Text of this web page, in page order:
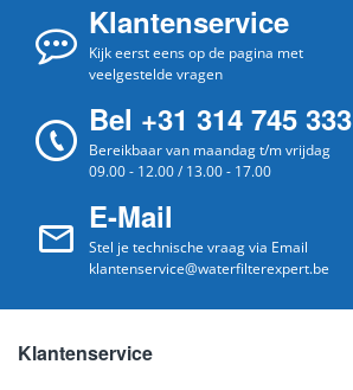
Klantenservice
Kijk eerst eens op de pagina met
veelgestelde vragen
Bel +31 314 745 333
Bereikbaar van maandag t/m vrijdag
09.00 - 12.00 / 13.00 - 17.00
E-Mail
Stel je technische vraag via Email
klantenservice@waterfilterexpert.be
Klantenservice